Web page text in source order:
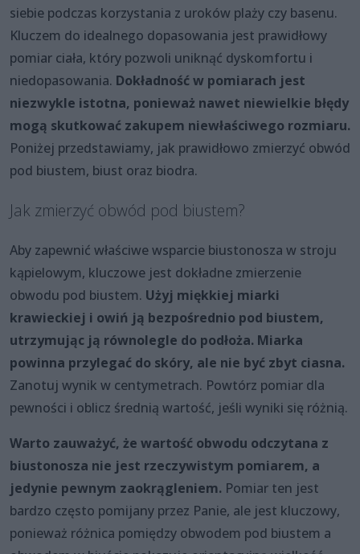
siebie podczas korzystania z uroków plaży czy basenu.
Kluczem do idealnego dopasowania jest prawidłowy
pomiar ciała, który pozwoli uniknąć dyskomfortu i
niedopasowania. Dokładność w pomiarach jest
niezwykle istotna, ponieważ nawet niewielkie błędy
mogą skutkować zakupem niewłaściwego rozmiaru.
Poniżej przedstawiamy, jak prawidłowo zmierzyć obwód
pod biustem, biust oraz biodra.
Jak zmierzyć obwód pod biustem?
Aby zapewnić właściwe wsparcie biustonosza w stroju
kąpielowym, kluczowe jest dokładne zmierzenie
obwodu pod biustem. Użyj miękkiej miarki
krawieckiej i owiń ją bezpośrednio pod biustem,
utrzymując ją równolegle do podłoża. Miarka
powinna przylegać do skóry, ale nie być zbyt ciasna.
Zanotuj wynik w centymetrach. Powtórz pomiar dla
pewności i oblicz średnią wartość, jeśli wyniki się różnią.
Warto zauważyć, że wartość obwodu odczytana z
biustonosza nie jest rzeczywistym pomiarem, a
jedynie pewnym zaokrągleniem. Pomiar ten jest
bardzo często pomijany przez Panie, ale jest kluczowy,
ponieważ różnica pomiędzy obwodem pod biustem a